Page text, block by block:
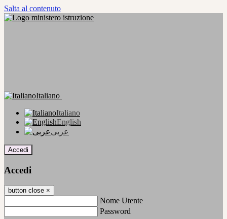
Salta al contenuto
Italiano
Italiano
English
عربى
Accedi
Accedi
button close ×
Nome Utente
Password